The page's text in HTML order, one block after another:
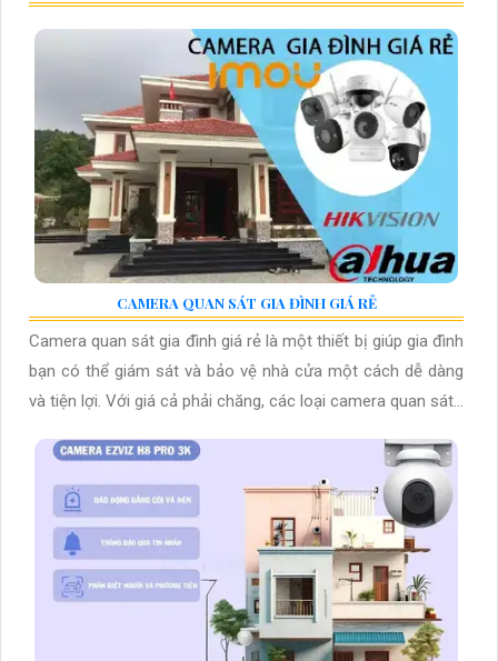
CAMERA QUAN SÁT GIA ĐÌNH GIÁ RẺ
Camera quan sát gia đình giá rẻ là một thiết bị giúp gia đình
bạn có thể giám sát và bảo vệ nhà cửa một cách dễ dàng
và tiện lợi. Với giá cả phải chăng, các loại camera quan sát...